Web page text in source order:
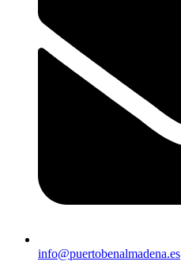
info@puertobenalmadena.es